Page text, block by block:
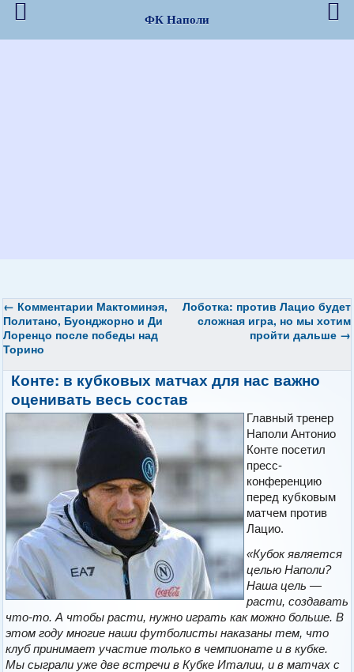
← Комментарии Мактоминэя,
Политано, Буонджорно и Ди
Лоренцо после победы над
Торино
Лоботка: против Лацио будет
сложная игра, но мы хотим
пройти дальше →
Конте: в кубковых матчах для нас важно
оценивать весь состав
Главный тренер
Наполи Антонио
Конте посетил
пресс-
конференцию
перед кубковым
матчем против
Лацио.
«Кубок является
целью Наполи?
Наша цель —
расти, создавать
что-то. А чтобы расти, нужно играть как можно больше. В
этом году многие наши футболисты наказаны тем, что
клуб принимает участие только в чемпионате и в кубке.
Мы сыграли уже две встречи в Кубке Италии, и в матчах с
ФК Наполи